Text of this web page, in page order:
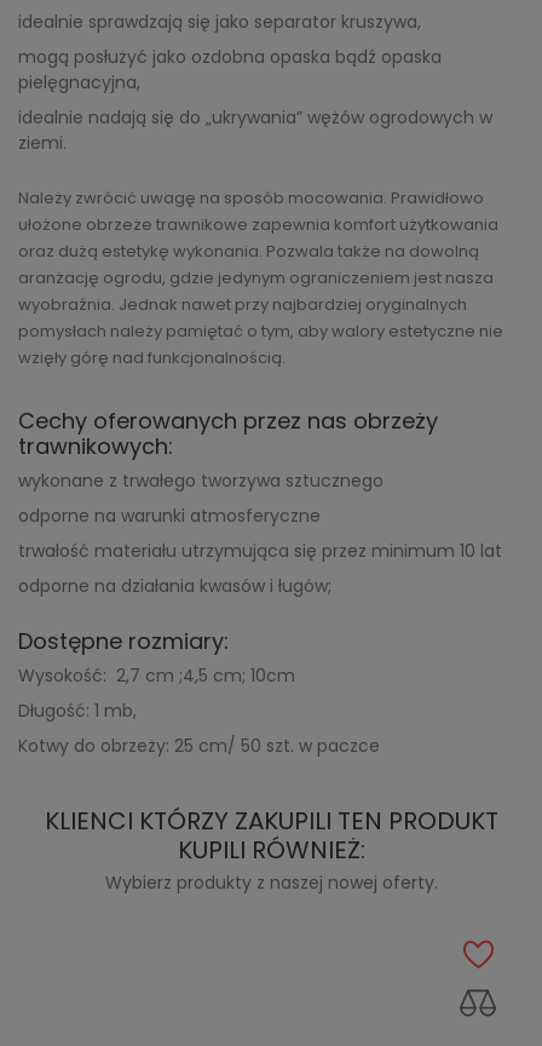
idealnie sprawdzają się jako separator kruszywa,
mogą posłużyć jako ozdobna opaska bądź opaska
pielęgnacyjna,
idealnie nadają się do „ukrywania” wężów ogrodowych w
ziemi.
Należy zwrócić uwagę na sposób mocowania. Prawidłowo
ułożone obrzeże trawnikowe zapewnia komfort użytkowania
oraz dużą estetykę wykonania. Pozwala także na dowolną
aranżację ogrodu, gdzie jedynym ograniczeniem jest nasza
wyobraźnia. Jednak nawet przy najbardziej oryginalnych
pomysłach należy pamiętać o tym, aby walory estetyczne nie
wzięły górę nad funkcjonalnością.
Cechy oferowanych przez nas obrzeży
trawnikowych:
wykonane z trwałego tworzywa sztucznego
odporne na warunki atmosferyczne
trwałość materiału utrzymująca się przez minimum 10 lat
odporne na działania kwasów i ługów;
Dostępne rozmiary:
Wysokość: 2,7 cm ;4,5 cm; 10cm
Długość: 1 mb,
Kotwy do obrzeży: 25 cm/ 50 szt. w paczce
KLIENCI KTÓRZY ZAKUPILI TEN PRODUKT
KUPILI RÓWNIEŻ:
Wybierz produkty z naszej nowej oferty.